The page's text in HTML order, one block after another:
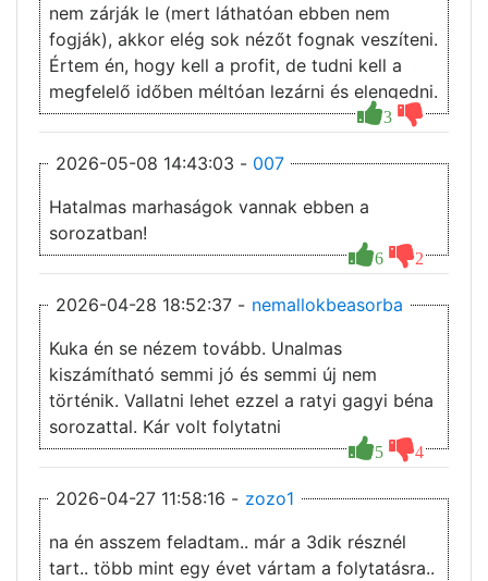
3
nem zárják le (mert láthatóan ebben nem
fogják), akkor elég sok nézőt fognak veszíteni.
Értem én, hogy kell a profit, de tudni kell a
megfelelő időben méltóan lezárni és elengedni.
2026-05-08 14:43:03 - 007
6 2
Hatalmas marhaságok vannak ebben a
sorozatban!
2026-04-28 18:52:37 - nemallokbeasorba
5 4
Kuka én se nézem tovább. Unalmas
kiszámítható semmi jó és semmi új nem
történik. Vallatni lehet ezzel a ratyi gagyi béna
sorozattal. Kár volt folytatni
2026-04-27 11:58:16 - zozo1
na én asszem feladtam.. már a 3dik résznél
tart.. több mint egy évet vártam a folytatásra..